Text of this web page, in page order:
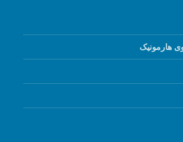
هارمونیک